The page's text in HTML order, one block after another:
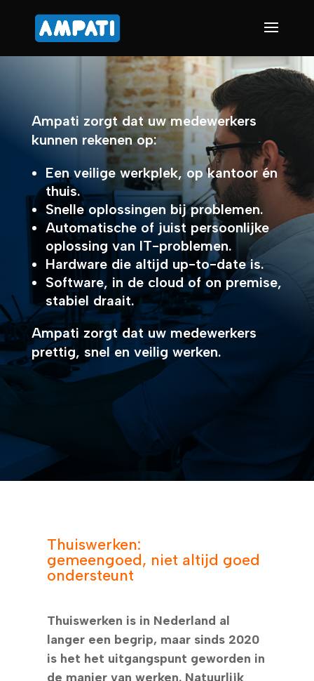
Ampati zorgt dat uw medewerkers
kunnen rekenen op:
Een veilige werkplek, op kantoor én
thuis.
Snelle oplossingen bij problemen.
Automatische of juist persoonlijke
oplossing van IT-problemen.
Hardware die altijd up-to-date is.
Software, in de cloud of on premise,
stabiel draait.
Ampati zorgt dat uw medewerkers
prettig, snel en veilig werken.
Thuiswerken:
gemeengoed, niet altijd goed
ondersteunt
Thuiswerken is in Nederland al
langer een begrip, maar sinds 2020
is het het uitgangspunt geworden in
de manier van werken. Natuurlijk